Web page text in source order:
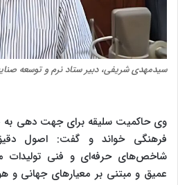
سیدمهدی شریفی، دبیر ستاد نرم و توسعه
وی حاکمیت سلیقه برای جهت دهی به
فرهنگی خواند و گفت: اصول
شاخص‌های حرفه‌ای و فنی تولیدات
عمیق و مبتنی بر معیارهای جهانی و